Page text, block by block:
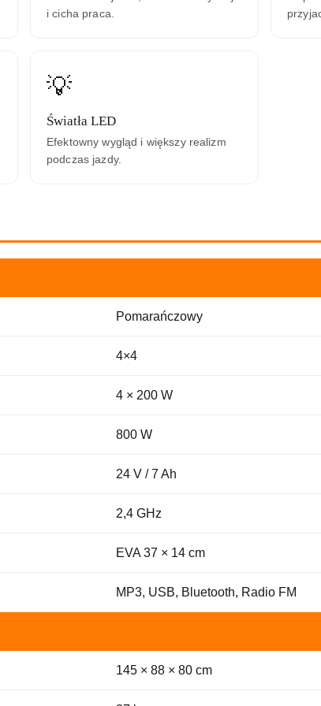
i cicha praca.
💡
Światła LED
Efektowny wygląd i większy realizm
podczas jazdy.
Pomarańczowy
4×4
4 × 200 W
800 W
24 V / 7 Ah
2,4 GHz
EVA 37 × 14 cm
MP3, USB, Bluetooth, Radio FM
145 × 88 × 80 cm